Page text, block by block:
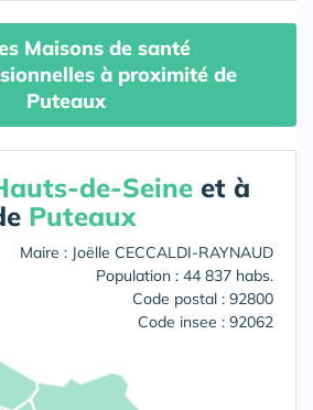
Maisons de santé
à proximité de
Puteaux
de-Seine et à
Puteaux
Maire : Joëlle CECCALDI-RAYNAUD
Population : 44 837 habs.
Code postal : 92800
Code insee : 92062